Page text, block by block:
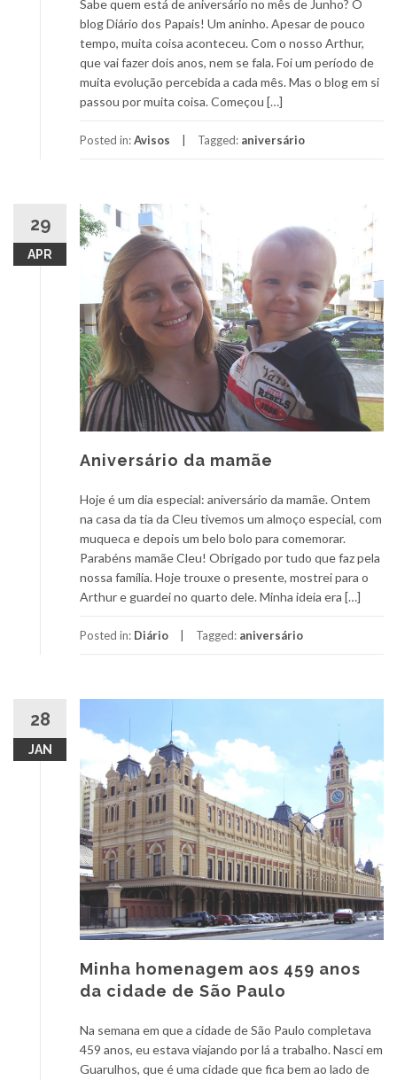
Sabe quem está de aniversário no mês de Junho? O
blog Diário dos Papais! Um aninho. Apesar de pouco
tempo, muita coisa aconteceu. Com o nosso Arthur,
que vai fazer dois anos, nem se fala. Foi um período de
muita evolução percebida a cada mês. Mas o blog em si
passou por muita coisa. Começou […]
Posted in:Avisos Tagged: aniversário
29
APR
Aniversário da mamãe
Hoje é um dia especial: aniversário da mamãe. Ontem
na casa da tia da Cleu tivemos um almoço especial, com
muqueca e depois um belo bolo para comemorar.
Parabéns mamãe Cleu! Obrigado por tudo que faz pela
nossa família. Hoje trouxe o presente, mostrei para o
Arthur e guardei no quarto dele. Minha ideia era […]
Posted in: Diário Tagged: aniversário
28
JAN
Minha homenagem aos 459 anos
da cidade de São Paulo
Na semana em que a cidade de São Paulo completava
459 anos, eu estava viajando por lá a trabalho. Nasci em
Guarulhos, que é uma cidade que fica bem ao lado de